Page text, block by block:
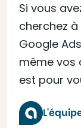
Si vous
cherchez
Google
même vos
est pour